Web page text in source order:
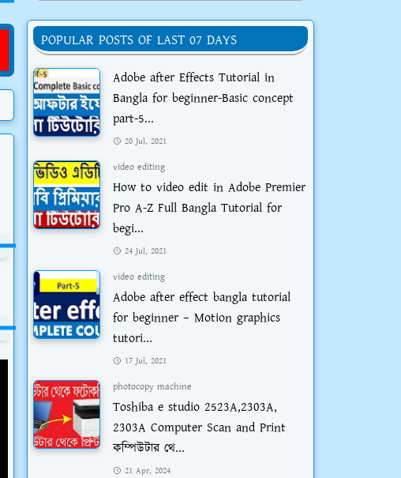
POPULAR POSTS OF LAST 07 DAYS
Adobe after Effects Tutorial in
Bangla for beginner-Basic concept
part-5...
20 Jul, 2021
video editing
How to video edit in Adobe Premier
Pro A-Z Full Bangla Tutorial for
begi...
24 Jul, 2021
video editing
Adobe after effect bangla tutorial
for beginner – Motion graphics
tutori...
17 Jul, 2021
photocopy machine
Toshiba e studio 2523A,2303A,
2303A Computer Scan and Print
কম্পিউটার থে...
21 Apr, 2024